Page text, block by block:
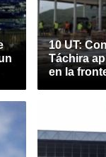
10 UT:
Táchira
en la